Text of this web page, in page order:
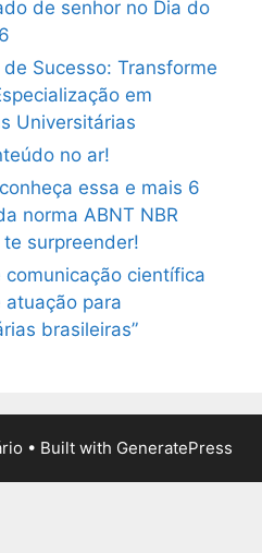
de senhor no Dia do
Sucesso: Transforme
em
Universitárias
no ar!
essa e mais 6
norma ABNT NBR
surpreender!
comunicação científica
para
brasileiras”
• Built with GeneratePress